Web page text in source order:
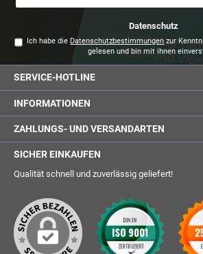
Datenschutz
Ich habe die Datenschutzbestimmungen zur
gelesen und bin mit ihnen
SERVICE-HOTLINE
INFORMATIONEN
ZAHLUNGS- UND VERSANDARTEN
SICHER EINKAUFEN
Qualität schnell und zuverlässig geliefert!